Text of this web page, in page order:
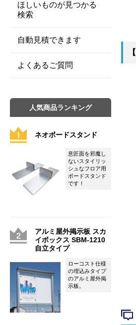
ほしいものが見つかる
検索
自動見積できます
よくあるご質問
人気商品ランキング
ネオボードスタンド
意匠面を邪魔し
ないスタイリッ
シュなフロア用
ボードスタンド
です！
アルミ屋外掲示板 スカ
イボックス SBM-1210
自立タイプ
ローコスト仕様
の埋込みタイプ
のアルミ屋外掲
示板。